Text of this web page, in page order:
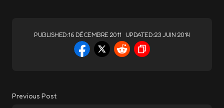
PUBLISHED:16 DÉCEMBRE 2011 UPDATED:23 JUIN 2014
Previous Post